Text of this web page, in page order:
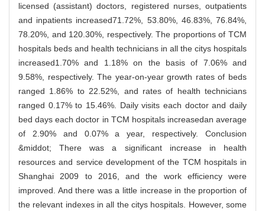
licensed (assistant) doctors, registered nurses, outpatients
and inpatients increased71.72%, 53.80%, 46.83%, 76.84%,
78.20%, and 120.30%, respectively. The proportions of TCM
hospitals beds and health technicians in all the citys hospitals
increased1.70% and 1.18% on the basis of 7.06% and
9.58%, respectively. The year-on-year growth rates of beds
ranged 1.86% to 22.52%, and rates of health technicians
ranged 0.17% to 15.46%. Daily visits each doctor and daily
bed days each doctor in TCM hospitals increasedan average
of 2.90% and 0.07% a year, respectively. Conclusion
&middot; There was a significant increase in health
resources and service development of the TCM hospitals in
Shanghai 2009 to 2016, and the work efficiency were
improved. And there was a little increase in the proportion of
the relevant indexes in all the citys hospitals. However, some